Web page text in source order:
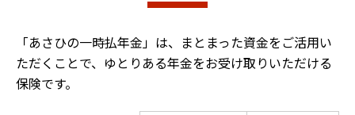
「あさひの一時払年金」は、まとまった資金をご活用い
ただくことで、ゆとりある年金をお受け取りいただける
保険です。